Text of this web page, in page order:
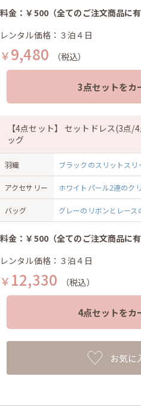
料金：￥500（全てのご注文商品に有
レンタル価格：３泊４日
￥9,480 （税込）
3点セットをカ
【4点セット】 セットドレス(3点/
ッグ
羽織 ブラックのスリットスリ
アクセサリー ホワイトパール2連のク
バッグ グレーのリボンとレース
料金：￥500（全てのご注文商品に有
レンタル価格：３泊４日
￥ 12,330 （税込）
4点セットをカ
お気に